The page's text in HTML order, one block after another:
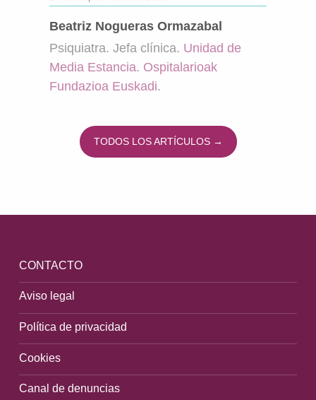
Beatriz Nogueras Ormazabal
Psiquiatra. Jefa clínica. Unidad de
Media Estancia. Ospitalarioak
Fundazioa Euskadi.
TODOS LOS ARTÍCULOS →
CONTACTO
Aviso legal
Política de privacidad
Cookies
Canal de denuncias